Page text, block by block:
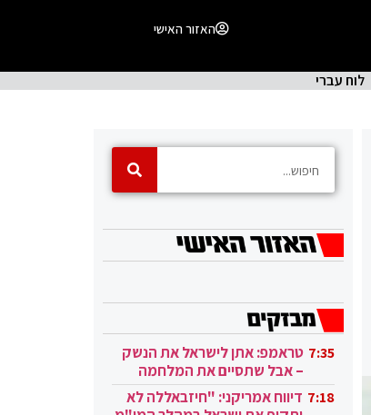
האזור האישי
לוח עברי
7:35 טראמפ: אתן לישראל את הנשק
– אבל שתסיים את המלחמה
בעזה 7:18 דיווח אמריקני: "חיזבאללה לא